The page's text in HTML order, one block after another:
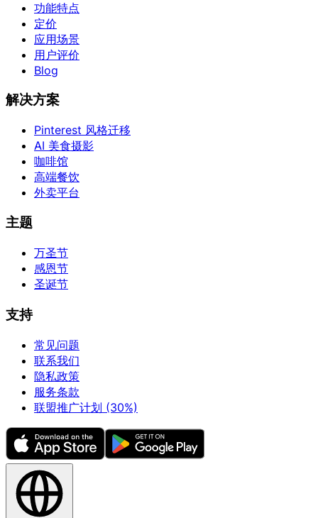
功能特点
定价
应用场景
用户评价
Blog
解决方案
Pinterest 风格迁移
AI 美食摄影
咖啡馆
高端餐饮
外卖平台
主题
万圣节
感恩节
圣诞节
支持
常见问题
联系我们
隐私政策
服务条款
联盟推广计划 (30%)